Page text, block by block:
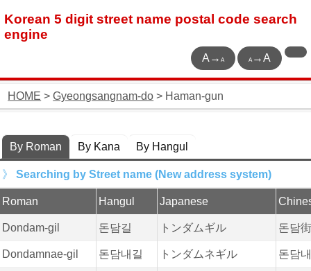
Korean 5 digit street name postal code search
engine
A →A
A→A
HOME >Gyeongsangnam-do > Haman-gun
By Roman By Kana By Hangul
Searching by Street name (New address system)
Roman Hangul Japanese
Dondam-gil 돈담길 トンダムギル 돈담
Dondamnae-gil 돈담내길 トンダムネギル 돈담